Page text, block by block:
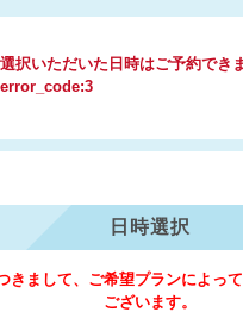
択いただいた日時はご予約でき
error_code:3
日時選択
きまして、ご希望プランによっ
ございます。